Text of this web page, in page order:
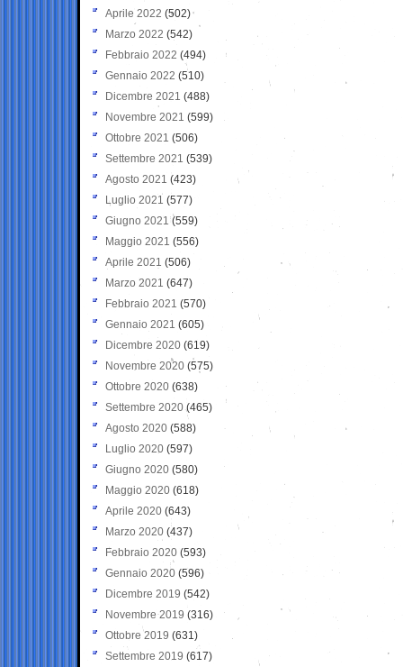
Aprile 2022 (502)
Marzo 2022 (542)
Febbraio 2022 (494)
Gennaio 2022 (510)
Dicembre 2021 (488)
Novembre 2021 (599)
Ottobre 2021 (506)
Settembre 2021 (539)
Agosto 2021 (423)
Luglio 2021 (577)
Giugno 2021(559)
Maggio 2021 (556)
Aprile 2021 (506)
Marzo 2021 (647)
Febbraio 2021 (570)
Gennaio 2021 (605)
Dicembre 2020 (619)
Novembre 2020 (575)
Ottobre 2020 (638)
Settembre 2020(465)
Agosto 2020 (588)
Luglio 2020 (597)
Giugno 2020 (580)
Maggio 2020 (618)
Aprile 2020 (643)
Marzo 2020 (437)
Febbraio 2020 (593)
Gennaio 2020 (596)
Dicembre 2019 (542)
Novembre 2019 (316)
Ottobre 2019 (631)
Settembre 2019 (617)